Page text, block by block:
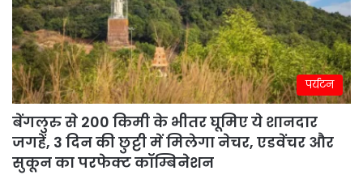
पर्यटन
बेंगलुरु से 200 किमी के भीतर घूमिए ये शानदार
जगहें, 3 दिन की छुट्टी में मिलेगा नेचर, एडवेंचर और
सुकून का परफेक्ट कॉम्बिनेशन